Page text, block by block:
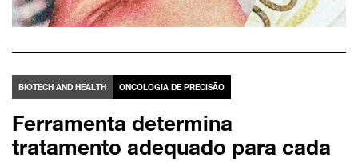
BIOTECH AND HEALTH ONCOLOGIA DE PRECISÃO
Ferramenta determina
tratamento adequado para cada